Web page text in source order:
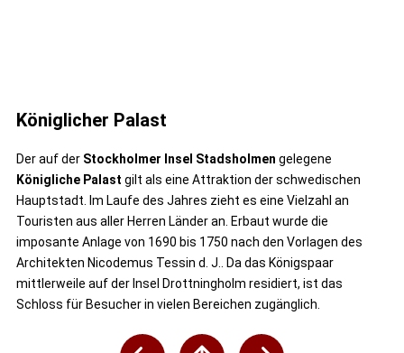
Königlicher Palast
Der auf der Stockholmer Insel Stadsholmen gelegene
Königliche Palast gilt als eine Attraktion der schwedischen
Hauptstadt. Im Laufe des Jahres zieht es eine Vielzahl an
Touristen aus aller Herren Länder an. Erbaut wurde die
imposante Anlage von 1690 bis 1750 nach den Vorlagen des
Architekten Nicodemus Tessin d. J.. Da das Königspaar
mittlerweile auf der Insel Drottningholm residiert, ist das
Schloss für Besucher in vielen Bereichen zugänglich.